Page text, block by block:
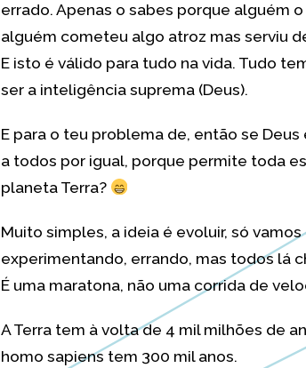
errado. Apenas o sabes porque alguém
alguém cometeu algo atroz mas serviu
E isto é válido para tudo na vida. Tudo
ser a inteligência suprema (Deus).
E para o teu problema de, então se
a todos por igual, porque permite toda
planeta Terra?
Muito simples, a ideia é evoluir, só vamos
experimentando, errando, mas todos lá
É uma maratona, não uma corrida de
A Terra tem à volta de 4 mil milhões de
homo sapiens tem 300 mil anos.